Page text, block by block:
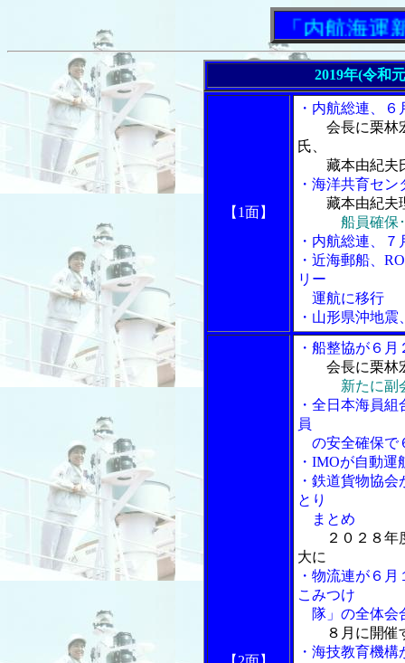
「内航海運新聞
2019年(令和
【1面】
・内航総連、
会長に栗林
氏、
藏本由紀夫
・海洋共育セ
藏本由紀夫
船員確保
・内航総連、
・近海郵船、
リー
運航に移行
・山形県沖地
・船整協が６
会長に栗林
新たに副
・全日本海員
員
の安全確保で
・IMOが自動
・鉄道貨物協
とり
まとめ
２０２８
大に
・物流連が６
こみつけ
隊」の全体会
８月に開催
・海技教育機